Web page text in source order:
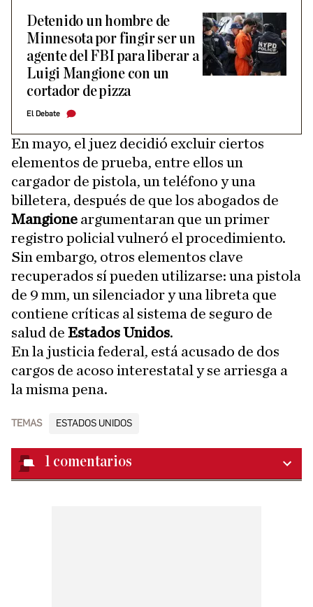
Detenido un hombre de
Minnesota por fingir ser un
agente del FBI para liberar a
Luigi Mangione con un
cortador de pizza
El Debate
En mayo, el juez decidió excluir ciertos
elementos de prueba, entre ellos un
cargador de pistola, un teléfono y una
billetera, después de que los abogados de
Mangione argumentaran que un primer
registro policial vulneró el procedimiento.
Sin embargo, otros elementos clave
recuperados sí pueden utilizarse: una pistola
de 9 mm, un silenciador y una libreta que
contiene críticas al sistema de seguro de
salud de Estados Unidos.
En la justicia federal, está acusado de dos
cargos de acoso interestatal y se arriesga a
la misma pena.
TEMAS ESTADOS UNIDOS
1 comentarios